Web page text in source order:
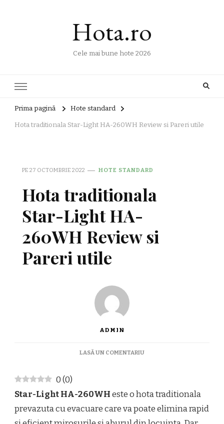
Hota.ro
Cele mai bune hote 2026
Prima pagină Hote standard
Hota traditionala Star-Light HA-260WH Review si Pareri utile
PE 27 OCTOMBRIE 2022 HOTE STANDARD
Hota traditionala
Star-Light HA-
260WH Review si
Pareri utile
ADMIN
LASĂ UN COMENTARIULA
LIGHT
260WH
REVIEW
0(0)
Star-Light HA-260WHeste o hota traditionala
prevazuta cu evacuare care va poate elimina rapid